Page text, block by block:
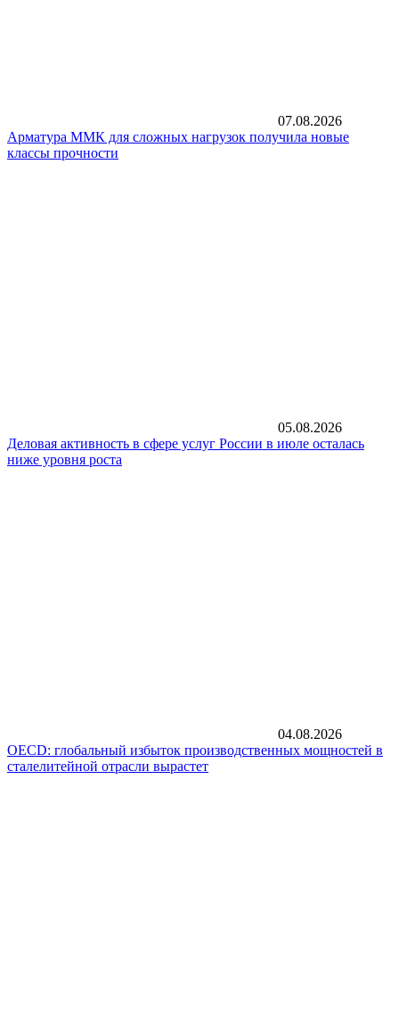
07.08.2026
Арматура ММК для сложных нагрузок получила новые
классы прочности
05.08.2026
Деловая активность в сфере услуг России в июле осталась
ниже уровня роста
04.08.2026
OECD: глобальный избыток производственных мощностей в
сталелитейной отрасли вырастет